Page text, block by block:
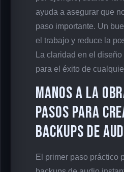
ayuda a asegurar que
paso importante. Un
el trabajo y reduce la
La claridad en el
para el éxito de
Manos a la
pasos para
backups de
El primer paso práctico